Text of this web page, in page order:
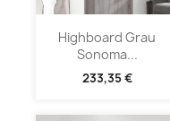
Highboard Grau
Sonoma...
233,35 €